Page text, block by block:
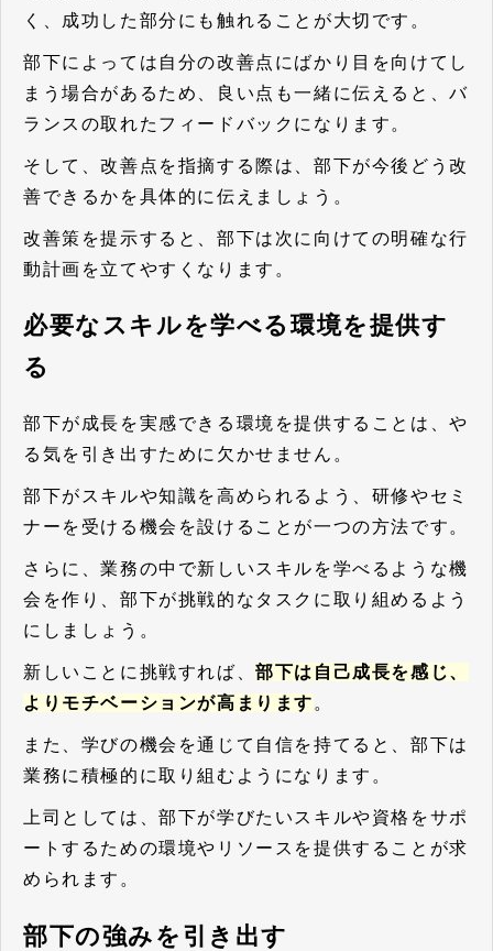
く、成功した部分にも触れることが大切です。
部下によっては自分の改善点にばかり目を向けてし
まう場合があるため、良い点も一緒に伝えると、バ
ランスの取れたフィードバックになります。
そして、改善点を指摘する際は、部下が今後どう改
善できるかを具体的に伝えましょう。
改善策を提示すると、部下は次に向けての明確な行
動計画を立てやすくなります。
必要なスキルを学べる環境を提供す
る
部下が成長を実感できる環境を提供することは、や
る気を引き出すために欠かせません。
部下がスキルや知識を高められるよう、研修やセミ
ナーを受ける機会を設けることが一つの方法です。
さらに、業務の中で新しいスキルを学べるような機
会を作り、部下が挑戦的なタスクに取り組めるよう
にしましょう。
新しいことに挑戦すれば、部下は自己成長を感じ、
よりモチベーションが高まります 。
また、学びの機会を通じて自信を持てると、部下は
業務に積極的に取り組むようになります。
上司としては、部下が学びたいスキルや資格をサポ
ートするための環境やリソースを提供することが求
められます。
部下の強みを引き出す